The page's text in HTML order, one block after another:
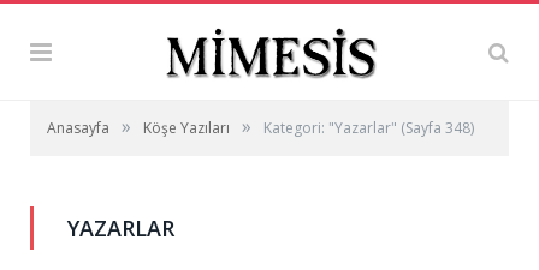
Anasayfa » Köşe Yazıları » Kategori: "Yazarlar" (Sayfa 348)
YAZARLAR